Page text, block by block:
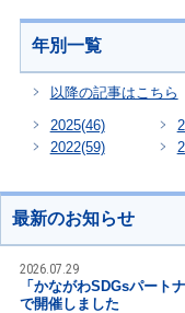
年別一覧
以降の記事はこちら
2025(46)
2022(59)
最新のお知らせ
2026.07.29
「かながわSDGsパート
で開催しました